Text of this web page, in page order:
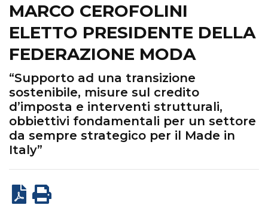
MARCO CEROFOLINI
ELETTO PRESIDENTE DELLA
FEDERAZIONE MODA
“Supporto ad una transizione
sostenibile, misure sul credito
d’imposta e interventi strutturali,
obbiettivi fondamentali per un settore
da sempre strategico per il Made in
Italy”